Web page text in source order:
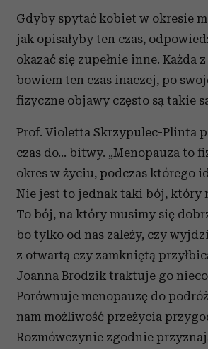
Gdyby spytać kobiet w okresie
jak opisałyby ten czas,
okazać się zupełnie inne. Każda
bowiem ten czas inaczej, po
fizyczne objawy często są takie
Prof. Violetta Skrzypulec-Plinta
czas do... bitwy. „Menopauza to
okres w życiu, podczas którego
Nie jest to jednak taki bój, który
To bój, na który musimy się
bo tylko od nas zależy, czy
z otwartą czy zamkniętą
Joanna Brodzik traktuje go
Porównuje menopauzę do
nam możliwość przeżycia
Rozmówczynie zgodnie